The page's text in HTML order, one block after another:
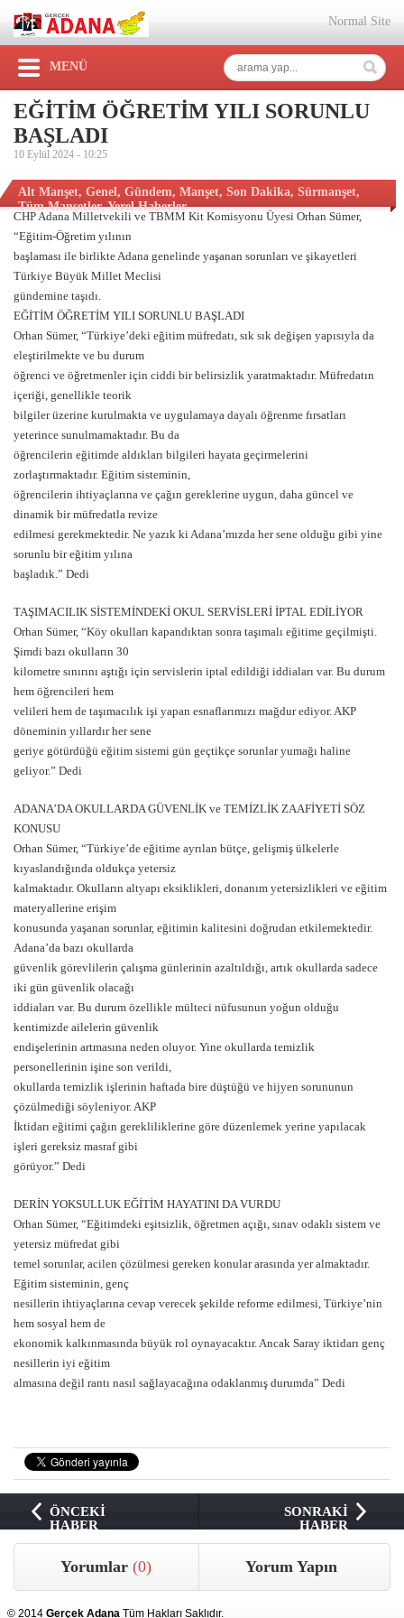
Normal Site
MENÜ
EĞİTİM ÖĞRETİM YILI SORUNLU
BAŞLADI
10 Eylül 2024 - 10:25
Alt Manşet, Genel, Gündem, Manşet, Son Dakika, Sürmanşet,
Tüm Manşetler,Yerel Haberler
CHP Adana Milletvekili ve TBMM Kit Komisyonu Üyesi Orhan Sümer,
“Eğitim-Öğretim yılının
başlaması ile birlikte Adana genelinde yaşanan sorunları ve şikayetleri
Türkiye Büyük Millet Meclisi
gündemine taşıdı.
EĞİTİM ÖĞRETİM YILI SORUNLU BAŞLADI
Orhan Sümer, “Türkiye’deki eğitim müfredatı, sık sık değişen yapısıyla da
eleştirilmekte ve bu durum
öğrenci ve öğretmenler için ciddi bir belirsizlik yaratmaktadır. Müfredatın
içeriği, genellikle teorik
bilgiler üzerine kurulmakta ve uygulamaya dayalı öğrenme fırsatları
yeterince sunulmamaktadır. Bu da
öğrencilerin eğitimde aldıkları bilgileri hayata geçirmelerini
zorlaştırmaktadır. Eğitim sisteminin,
öğrencilerin ihtiyaçlarına ve çağın gereklerine uygun, daha güncel ve
dinamik bir müfredatla revize
edilmesi gerekmektedir. Ne yazık ki Adana’mızda her sene olduğu gibi yine
sorunlu bir eğitim yılına
başladık.” Dedi
TAŞIMACILIK SİSTEMİNDEKİ OKUL SERVİSLERİ İPTAL EDİLİYOR
Orhan Sümer, “Köy okulları kapandıktan sonra taşımalı eğitime geçilmişti.
Şimdi bazı okulların 30
kilometre sınırını aştığı için servislerin iptal edildiği iddiaları var. Bu durum
hem öğrencileri hem
velileri hem de taşımacılık işi yapan esnaflarımızı mağdur ediyor. AKP
döneminin yıllardır her sene
geriye götürdüğü eğitim sistemi gün geçtikçe sorunlar yumağı haline
geliyor.” Dedi
ADANA’DA OKULLARDA GÜVENLİK ve TEMİZLİK ZAAFİYETİ SÖZ
KONUSU
Orhan Sümer, “Türkiye’de eğitime ayrılan bütçe, gelişmiş ülkelerle
kıyaslandığında oldukça yetersiz
kalmaktadır. Okulların altyapı eksiklikleri, donanım yetersizlikleri ve eğitim
materyallerine erişim
konusunda yaşanan sorunlar, eğitimin kalitesini doğrudan etkilemektedir.
Adana’da bazı okullarda
güvenlik görevlilerin çalışma günlerinin azaltıldığı, artık okullarda sadece
iki gün güvenlik olacağı
iddiaları var. Bu durum özellikle mülteci nüfusunun yoğun olduğu
kentimizde ailelerin güvenlik
endişelerinin artmasına neden oluyor. Yine okullarda temizlik
personellerinin işine son verildi,
okullarda temizlik işlerinin haftada bire düştüğü ve hijyen sorununun
çözülmediği söyleniyor. AKP
İktidarı eğitimi çağın gerekliliklerine göre düzenlemek yerine yapılacak
işleri gereksiz masraf gibi
görüyor.” Dedi
DERİN YOKSULLUK EĞİTİM HAYATINI DA VURDU
Orhan Sümer, “Eğitimdeki eşitsizlik, öğretmen açığı, sınav odaklı sistem ve
yetersiz müfredat gibi
temel sorunlar, acilen çözülmesi gereken konular arasında yer almaktadır.
Eğitim sisteminin, genç
nesillerin ihtiyaçlarına cevap verecek şekilde reforme edilmesi, Türkiye’nin
hem sosyal hem de
ekonomik kalkınmasında büyük rol oynayacaktır. Ancak Saray iktidarı genç
nesillerin iyi eğitim
almasına değil rantı nasıl sağlayacağına odaklanmış durumda” Dedi
ÖNCEKİ
HABER
SONRAKİ
HABER
Yorumlar(0) Yorum Yapın
© 2014 Gerçek Adana Tüm Hakları Saklıdır.